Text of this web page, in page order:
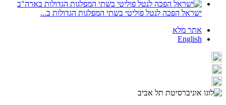
ישראל הפכה לנטל פוליטי בשתי המפלגות הגדולות ב...
אתר מלא
English